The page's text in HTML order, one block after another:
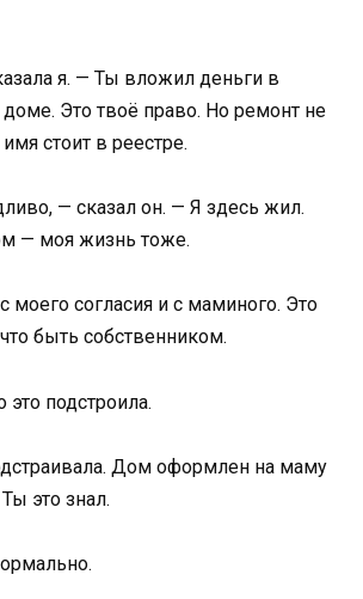
я. — Ты вложил деньги в
Это твоё право. Но ремонт не
стоит в реестре.
— сказал он. — Я здесь жил.
— моя жизнь тоже.
моего согласия и с маминого. Это
быть собственником.
подстроила.
Дом оформлен на маму
это знал.